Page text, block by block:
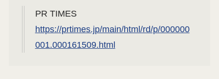
PR TIMES
https://prtimes.jp/main/html/rd/p/000000
001.000161509.html